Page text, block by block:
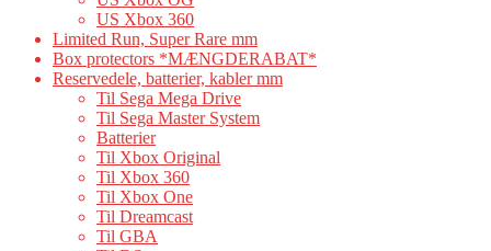
US Xbox 360
Limited Run, Super Rare mm
Box protectors *MÆNGDERABAT*
Reservedele, batterier, kabler mm
Til Sega Mega Drive
Til Sega Master System
Batterier
Til Xbox Original
Til Xbox 360
Til Xbox One
Til Dreamcast
Til GBA